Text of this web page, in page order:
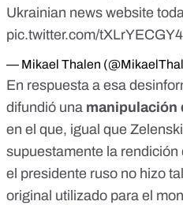
Ukrainian news website
pic.twitter.com/tXLrYECGY4
— Mikael Thalen
En respuesta a esa
difundió una manipulación
en el que, igual que
supuestamente la
el presidente ruso no hizo
original utilizado para el